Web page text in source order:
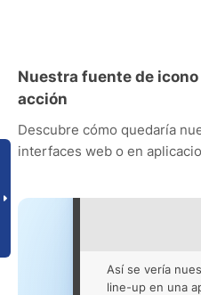
Nuestra fuente de
acción
Descubre cómo quedaría
interfaces web o en
Así se vería
line-up en una